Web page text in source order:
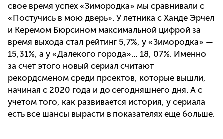
свое время успех «Зимородка» мы сравнивали с
«Постучись в мою дверь». У летника с Ханде Эрчел
и Керемом Бюрсином максимальной цифрой за
время выхода стал рейтинг 5,7%, у «Зимородка» —
15,31%, а у «Далекого города»… 18, 07%. Именно
за счет этого новый сериал считают
рекордсменом среди проектов, которые вышли,
начиная с 2020 года и до сегодняшнего дня. А с
учетом того, как развивается история, у сериала
есть все шансы вырасти в показателях еще больше.